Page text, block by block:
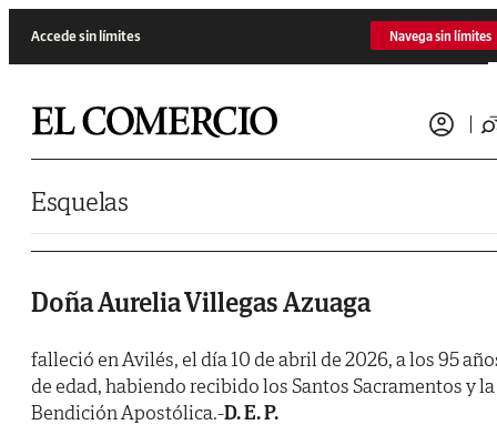
Accede sin límites Navega sin límites
Esquelas
Doña Aurelia Villegas Azuaga
falleció en Avilés, el día 10 de abril de 2026, a los 95
de edad, habiendo recibido los Santos Sacramentos y la
Bendición Apostólica.-D. E. P.